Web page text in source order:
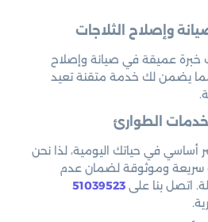
خبرة عميقة في صيانة وإصلاح
مما يضمن لك خدمة متقنة تعيد
أساسي في حياتك اليومية، لذا نحن
سريعة وموثوقة لضمان عدم
اتصل بنا على 51039523